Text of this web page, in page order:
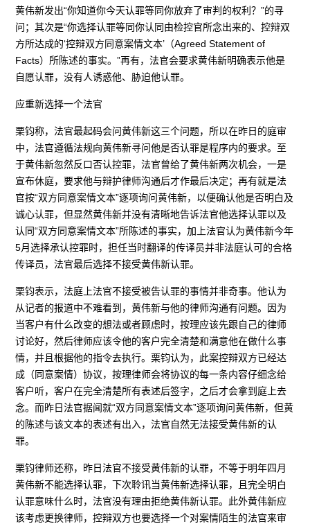
黄伟新发出“你知道你今天认罪等同你放弃了审判的权利？”的寻
问；其次是“你选择认罪等同你认同由检控官所念出来的、控辩双
方所达成的‘控辩双方同意案情文本’（Agreed Statement of
Facts）所陈述的事实。”再有，法官会要求黄伟新明确表示他是
自愿认罪，没有人诱惑他、胁迫他认罪。
应重新选择一个法官
栗钧称，法官最起码会问黄伟新这三个问题，所以在昨日的庭审
中，法官遵循法规向黄伟新寻问他是否认罪是程序内的要求。至
于黄伟新忽然反口否认控罪，法官曾给了黄伟新两次机会，一是
宣布休庭，要求他与辩护律师沟通后才作最后决定；再有就是法
官按“双方同意案情文本”逐项询问黄伟新，以便确认他是否明白及
诚心认罪，但显然黄伟新并没有清晰地告诉法官他选择认罪以及
认同“双方同意案情文本”所陈述的事实，加上法官认为黄伟新今年
5月选择承认控罪时，担任当时翻译的传译员并非法庭认可的合格
传译员，法官最后选择不接受黄伟新认罪。
栗钧表示，法庭上法官不接受被告认罪的事情并非奇事。他认为
从记者的报道中不难看到，黄伟新与他的律师沟通有问题。因为
当客户有什么改变的想法或者顾虑时，按理应该先跟自己的律师
讨论好，然后律师应该令他的客户完全清楚和满意他在做什么事
情，并且根据他的指令去执行。栗钧认为，此案控辩双方已经达
成（同意案情）协议，按理律师会将协议的每一条内容仔细念给
客户听，客户在完全清楚所有表述后签字，之后才会拿到庭上去
念。而昨日法官据闻就“双方同意案情文本”逐项询问黄伟新，但黄
的陈述与该文本的表述有出入，法官自然无法接受黄伟新的认
罪。
栗钧律师还称，昨日法官不接受黄伟新的认罪，不等于明年四月
黄伟新不能选择认罪，下次聆讯当黄伟新选择认罪，且完全明白
认罪意味什么时，法官没有理由拒绝黄伟新认罪。此外黄伟新应
该考虑更换律师，控辩双方也要选择一个对案情陌生的法官来审